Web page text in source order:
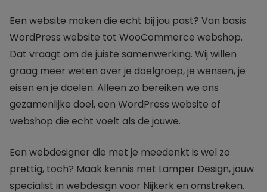
Een website maken die echt bij jou past? Van basis
WordPress website tot WooCommerce webshop.
Dat vraagt om de juiste samenwerking. Wij willen
graag meer weten over je doelgroep, je wensen, je
eisen en je doelen. Alleen zo bereiken we ons
gezamenlijke doel, een WordPress website of
webshop die echt voelt als de jouwe.
Een webdesigner die met je meedenkt is wel zo
prettig, toch? Maak kennis met Lamper Design, jouw
specialist in webdesign voor Nijkerk en omstreken.